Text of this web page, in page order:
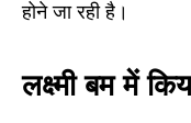
होने जा रही है।
लक्ष्मी बम में